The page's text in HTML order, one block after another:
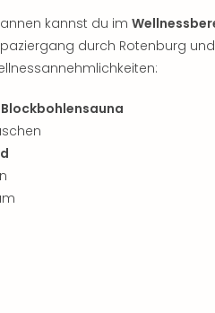
kannst du im
durch Rotenburg